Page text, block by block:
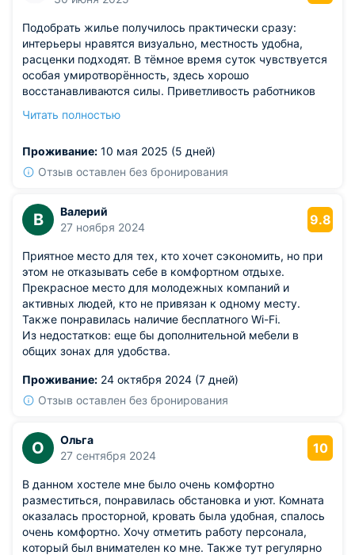
Подобрать жилье получилось практически сразу:
интерьеры нравятся визуально, местность удобна,
расценки подходят. В тёмное время суток чувствуется
особая умиротворённость, здесь хорошо
восстанавливаются силы. Приветливость работников
обращение решается быстро и качественно. Отличное
Читать полностью
Проживание: 10 мая 2025 (5 дней)
Отзыв оставлен без бронирования
В
Валерий
27 ноября 2024
9.8
Приятное место для тех, кто хочет сэкономить, но при
этом не отказывать себе в комфортном отдыхе.
Прекрасное место для молодежных компаний и
активных людей, кто не привязан к одному месту.
Также понравилась наличие бесплатного Wi-Fi.
Из недостатков: еще бы дополнительной мебели в
общих зонах для удобства.
Проживание: 24 октября 2024 (7 дней)
Отзыв оставлен без бронирования
О
Ольга
27 сентября 2024
10
В данном хостеле мне было очень комфортно
разместиться, понравилась обстановка и уют. Комната
оказалась просторной, кровать была удобная, спалось
очень комфортно. Хочу отметить работу персонала,
который был внимателен ко мне. Также тут регулярно